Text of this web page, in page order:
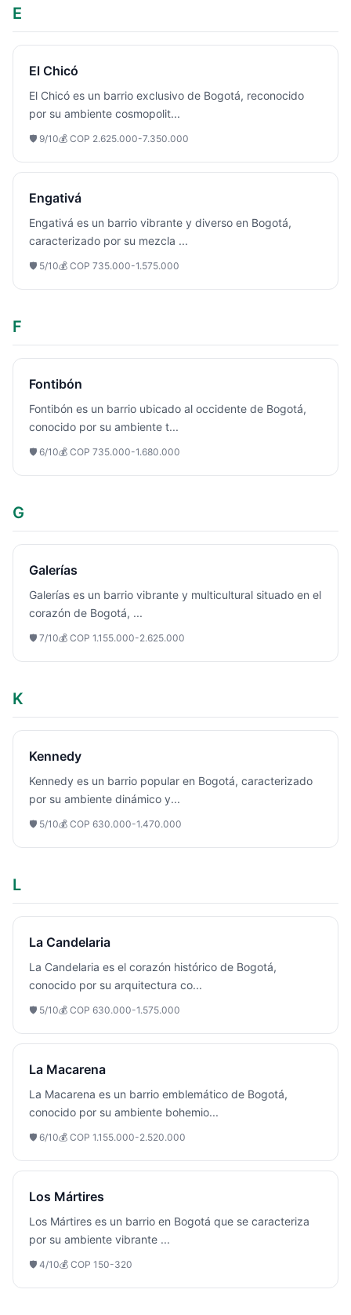
E
El Chicó
El Chicó es un barrio exclusivo de Bogotá, reconocido
por su ambiente cosmopolit...
🛡️ 9/10💰 COP 2.625.000-7.350.000
Engativá
Engativá es un barrio vibrante y diverso en Bogotá,
caracterizado por su mezcla ...
🛡️ 5/10💰 COP 735.000-1.575.000
F
Fontibón
Fontibón es un barrio ubicado al occidente de Bogotá,
conocido por su ambiente t...
🛡️ 6/10💰 COP 735.000-1.680.000
G
Galerías
Galerías es un barrio vibrante y multicultural situado en el
corazón de Bogotá, ...
🛡️ 7/10💰 COP 1.155.000-2.625.000
K
Kennedy
Kennedy es un barrio popular en Bogotá, caracterizado
por su ambiente dinámico y...
🛡️ 5/10💰 COP 630.000-1.470.000
L
La Candelaria
La Candelaria es el corazón histórico de Bogotá,
conocido por su arquitectura co...
🛡️ 5/10💰 COP 630.000-1.575.000
La Macarena
La Macarena es un barrio emblemático de Bogotá,
conocido por su ambiente bohemio...
🛡️ 6/10💰 COP 1.155.000-2.520.000
Los Mártires
Los Mártires es un barrio en Bogotá que se caracteriza
por su ambiente vibrante ...
🛡️ 4/10💰 COP 150-320